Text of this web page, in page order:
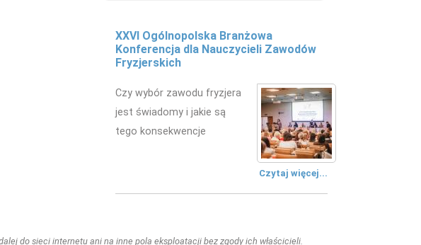
XXVI Ogólnopolska Branżowa
Konferencja dla Nauczycieli Zawodów
Fryzjerskich
Czy wybór zawodu fryzjera
jest świadomy i jakie są
tego konsekwencje
Czytaj więcej...
do sieci internetu ani na inne pola eksploatacji bez zgody ich właścicieli.